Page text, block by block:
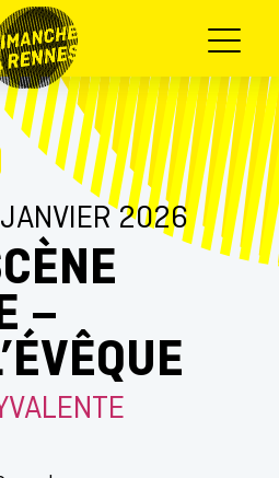
Menu
2026
–